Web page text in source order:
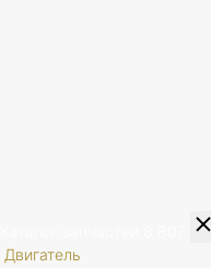
Двигатель